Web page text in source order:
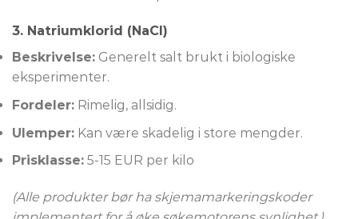
3. Natriumklorid (NaCl)
Beskrivelse: Generelt salt brukt i biologiske
eksperimenter.
Fordeler: Rimelig, allsidig.
Ulemper: Kan være skadelig i store mengder.
Prisklasse: 5-15 EUR per kilo
(Alle produkter bør ha skjemamarkeringskoder